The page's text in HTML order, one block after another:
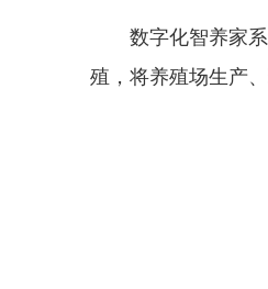
数字化智养家
殖，将养殖场生产